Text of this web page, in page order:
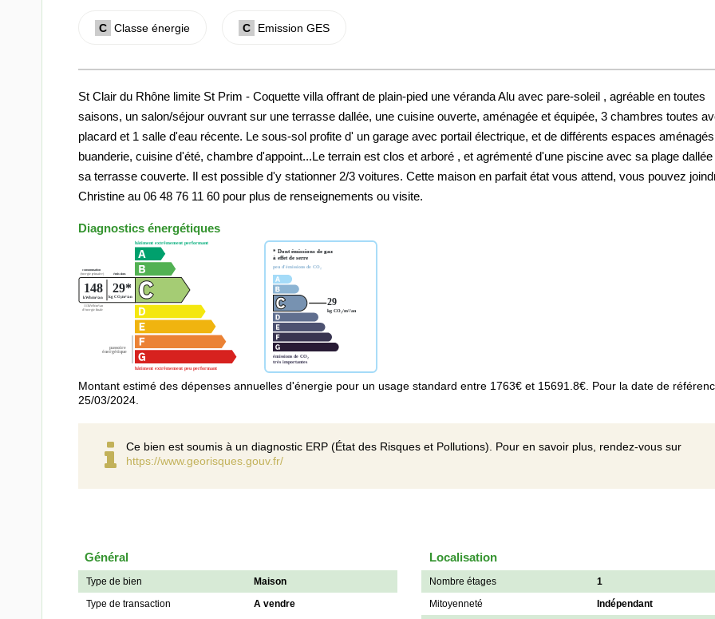
C Classe énergie C Emission GES
St Clair du Rhône limite St Prim - Coquette villa offrant de plain-pied une véranda Alu avec pare-soleil , agréable en toutes
saisons, un salon/séjour ouvrant sur une terrasse dallée, une cuisine ouverte, aménagée et équipée, 3 chambres toutes
placard et 1 salle d'eau récente. Le sous-sol profite d' un garage avec portail électrique, et de différents espaces
buanderie, cuisine d'été, chambre d'appoint...Le terrain est clos et arboré , et agrémenté d'une piscine avec sa plage dallée
sa terrasse couverte. Il est possible d'y stationner 2/3 voitures. Cette maison en parfait état vous attend, vous pouvez
Christine au 06 48 76 11 60 pour plus de renseignements ou visite.
Diagnostics énergétiques
Montant estimé des dépenses annuelles d'énergie pour un usage standard entre 1763€ et 15691.8€. Pour la date de
25/03/2024.
Ce bien est soumis à un diagnostic ERP (État des Risques et Pollutions). Pour en savoir plus, rendez-vous sur
https://www.georisques.gouv.fr/
Général
Type de bien
Maison
Type de transaction
A vendre
Localisation
Nombre étages
1
Mitoyenneté
Indépendant